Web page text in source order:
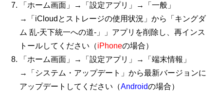
「ホーム画面」→「設定アプリ」→「一般」
→「iCloudとストレージの使用状況」から「キングダ
ム 乱-天下統一への道-」」アプリを削除し、再インス
トールしてください（iPhoneの場合）
「ホーム画面」→「設定アプリ」→「端末情報」
→「システム・アップデート」から最新バージョンに
アップデートしてください（Androidの場合）